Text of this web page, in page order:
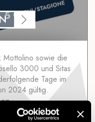
Mottolino sowie die
3000 und Sitas
Tage im
2024 gültig.